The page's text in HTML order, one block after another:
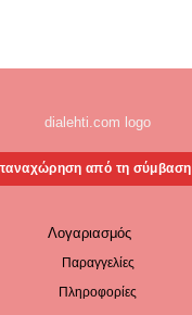
από τη σύμβαση
Λογαριασμός
Παραγγελίες
Πληροφορίες